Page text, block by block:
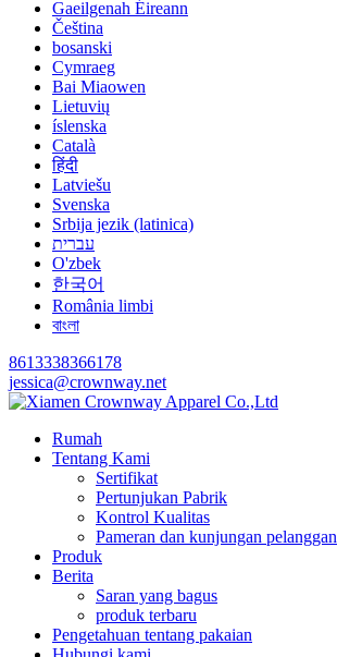
Gaeilgenah Éireann
Čeština
bosanski
Cymraeg
Bai Miaowen
Lietuvių
íslenska
Català
हिंदी
Latviešu
Svenska
Srbija jezik (latinica)
עברית
O'zbek
한국어
România limbi
বাংলা
8613338366178
jessica@crownway.net
Rumah
Tentang Kami
Sertifikat
Pertunjukan Pabrik
Kontrol Kualitas
Pameran dan kunjungan pelanggan
Produk
Berita
Saran yang bagus
produk terbaru
Pengetahuan tentang pakaian